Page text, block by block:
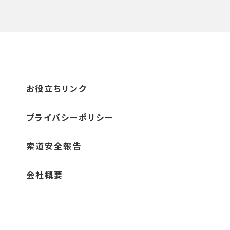
お役立ちリンク
プライバシーポリシー
索道安全報告
会社概要